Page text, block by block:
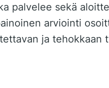
palvelee sekä
arviointi
ja tehokkaan